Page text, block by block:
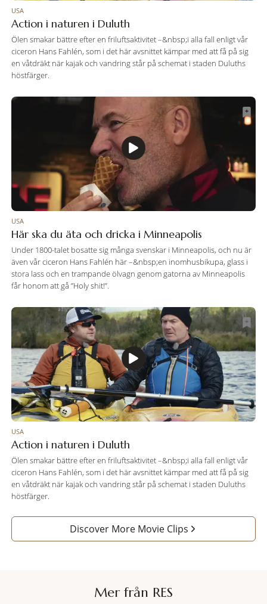
USA
Action i naturen i Duluth
Ölen smakar bättre efter en friluftsaktivitet –&nbsp;i alla fall enligt vår
ciceron Hans Fahlén, som i det här avsnittet kämpar med att få på sig
en våtdräkt när kajak och vandring står på schemat i staden Duluths
höstfärger.
USA
Här ska du äta och dricka i Minneapolis
Under 1800-talet bosatte sig många svenskar i Minneapolis, och nu är
även vår ciceron Hans Fahlén här –&nbsp;en inomhusbikupa, glass i
stora lass och en trampande ölvagn genom gatorna av Minneapolis
får honom att gå ”Holy shit!”.
USA
Action i naturen i Duluth
Ölen smakar bättre efter en friluftsaktivitet –&nbsp;i alla fall enligt vår
ciceron Hans Fahlén, som i det här avsnittet kämpar med att få på sig
en våtdräkt när kajak och vandring står på schemat i staden Duluths
höstfärger.
Discover More Movie Clips
Mer från RES